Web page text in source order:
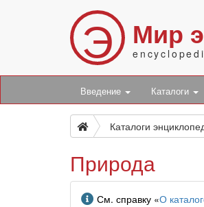
Э Мир
Введение Каталоги
Каталоги
Природа
Информация
См. справку «О